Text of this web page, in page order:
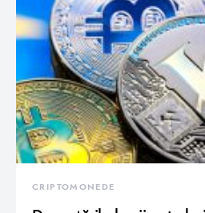
CRIPTOMONEDE